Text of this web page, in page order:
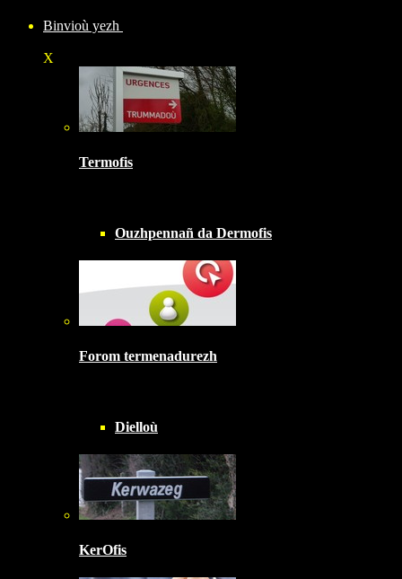
Binvioù yezh
X
Termofis
Ouzhpennañ da Dermofis
Forom termenadurezh
Dielloù
KerOfis